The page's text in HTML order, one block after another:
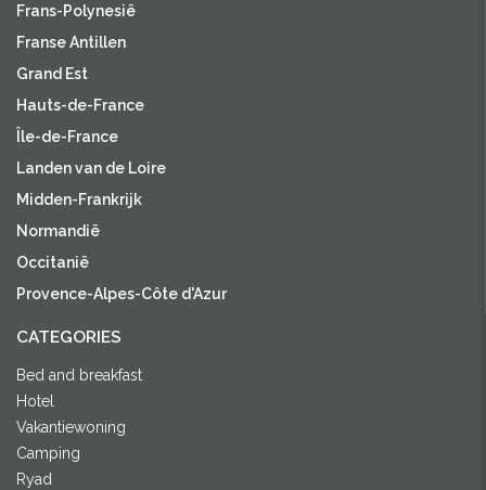
Frans-Polynesië
Franse Antillen
Grand Est
Hauts-de-France
Île-de-France
Landen van de Loire
Midden-Frankrijk
Normandië
Occitanië
Provence-Alpes-Côte d'Azur
CATEGORIES
Bed and breakfast
Hotel
Vakantiewoning
Camping
Ryad